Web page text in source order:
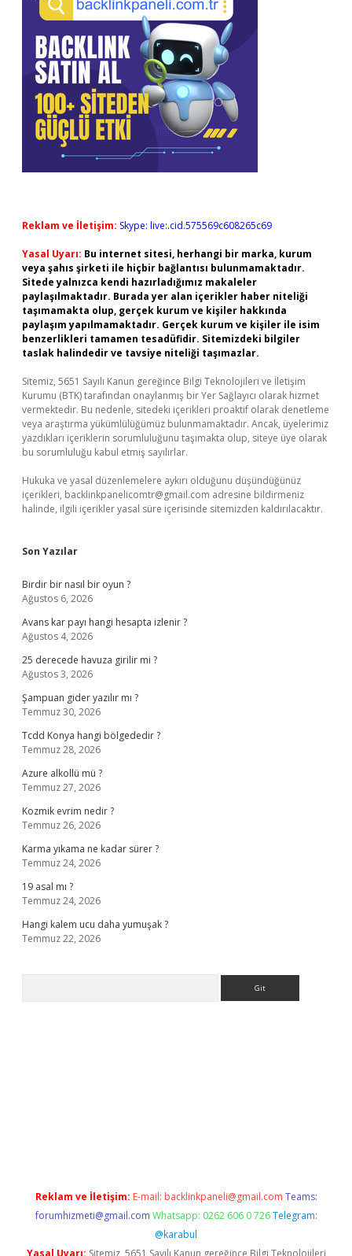
Reklam ve İletişim: Skype: live:.cid.575569c608265c69
Yasal Uyarı: Bu internet sitesi, herhangi bir marka, kurum
veya şahıs şirketi ile hiçbir bağlantısı bulunmamaktadır.
Sitede yalnızca kendi hazırladığımız makaleler
paylaşılmaktadır. Burada yer alan içerikler haber niteliği
taşımamakta olup, gerçek kurum ve kişiler hakkında
paylaşım yapılmamaktadır. Gerçek kurum ve kişiler ile isim
benzerlikleri tamamen tesadüfidir. Sitemizdeki bilgiler
taslak halindedir ve tavsiye niteliği taşımazlar.
Sitemiz, 5651 Sayılı Kanun gereğince Bilgi Teknolojileri ve İletişim
Kurumu (BTK) tarafından onaylanmış bir Yer Sağlayıcı olarak hizmet
vermektedir. Bu nedenle, sitedeki içerikleri proaktif olarak denetleme
veya araştırma yükümlülüğümüz bulunmamaktadır. Ancak, üyelerimiz
yazdıkları içeriklerin sorumluluğunu taşımakta olup, siteye üye olarak
bu sorumluluğu kabul etmiş sayılırlar.
Hukuka ve yasal düzenlemelere aykırı olduğunu düşündüğünüz
içerikleri, backlinkpanelicomtr@gmail.com adresine bildirmeniz
halinde, ilgili içerikler yasal süre içerisinde sitemizden kaldırılacaktır.
Son Yazılar
Birdir bir nasıl bir oyun ?
Ağustos 6, 2026
Avans kar payı hangi hesapta izlenir ?
Ağustos 4, 2026
25 derecede havuza girilir mi ?
Ağustos 3, 2026
Şampuan gider yazılır mı ?
Temmuz 30, 2026
Tcdd Konya hangi bölgededir ?
Temmuz 28, 2026
Azure alkollü mü ?
Temmuz 27, 2026
Kozmik evrim nedir ?
Temmuz 26, 2026
Karma yıkama ne kadar sürer ?
Temmuz 24, 2026
19 asal mı ?
Temmuz 24, 2026
Hangi kalem ucu daha yumuşak ?
Temmuz 22, 2026
Reklam ve İletişim: E-mail: backlinkpaneli@gmail.com Teams:
forumhizmeti@gmail.com Whatsapp: 0262 606 0 726 Telegram:
@karabul
Yasal Uyarı: Sitemiz, 5651 Sayılı Kanun gereğince Bilgi Teknolojileri